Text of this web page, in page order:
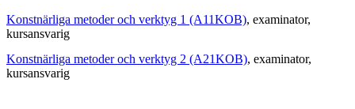
Konstnärliga metoder och verktyg 1 (A11KOB), examinator,
kursansvarig
Konstnärliga metoder och verktyg 2 (A21KOB), examinator,
kursansvarig